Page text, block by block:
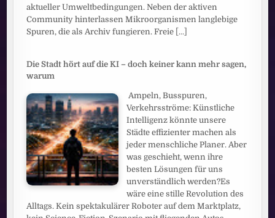
aktueller Umweltbedingungen. Neben der aktiven
Community hinterlassen Mikroorganismen langlebige
Spuren, die als Archiv fungieren. Freie [...]
Die Stadt hört auf die KI – doch keiner kann mehr sagen,
warum
Ampeln, Busspuren,
Verkehrsströme: Künstliche
Intelligenz könnte unsere
Städte effizienter machen als
jeder menschliche Planer. Aber
was geschieht, wenn ihre
besten Lösungen für uns
unverständlich werden?Es
wäre eine stille Revolution des
Alltags. Kein spektakulärer Roboter auf dem Marktplatz,